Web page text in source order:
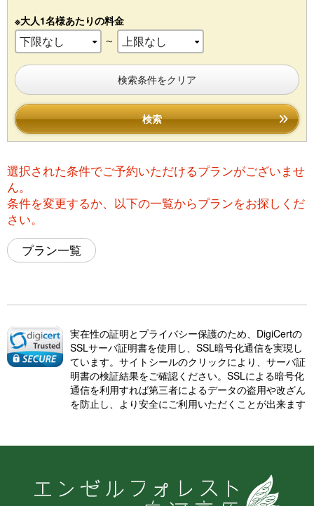
※大人1名様あたりの料金
～
検索条件をクリア
検索
選択された条件でご予約いただけるプランがございませ
ん。
条件を変更するか、以下の一覧からプランをお探しくだ
さい。
プラン一覧
実在性の証明とプライバシー保護のため、DigiCertの
SSLサーバ証明書を使用し、SSL暗号化通信を実現し
ています。サイトシールのクリックにより、サーバ証
明書の検証結果をご確認ください。SSLによる暗号化
通信を利用すれば第三者によるデータの盗用や改ざん
を防止し、より安全にご利用いただくことが出来ます